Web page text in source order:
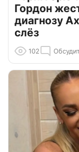
Гордон
диагнозу
слёз
102